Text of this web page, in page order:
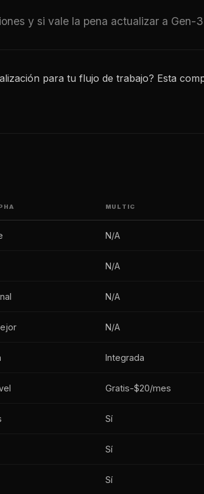
y si vale la pena actualizar a Gen-
para tu flujo de trabajo? Esta
MULTIC
N/A
N/A
N/A
N/A
Integrada
Gratis-$20/mes
Sí
Sí
Sí